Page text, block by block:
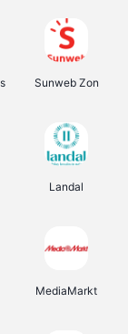
Sunweb Zon
Landal
MediaMarkt